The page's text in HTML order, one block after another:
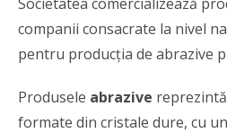
companii consacrate la nivel
pentru producția de abrazive
Produsele abrazive
formate din cristale dure, cu